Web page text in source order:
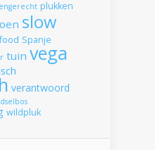
plukken
slow
Spanje
tuin vega
verantwoord
wildpluk